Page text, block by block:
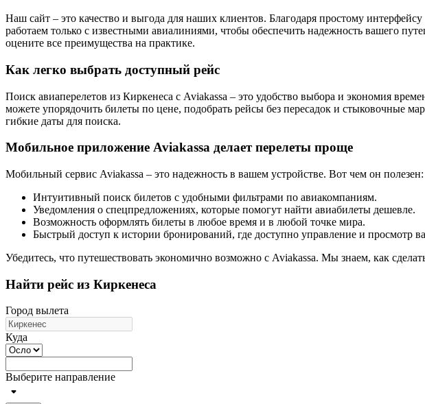
Наш сайт – это качество и выгода для наших клиентов. Благодаря простому
работаем только с известными авиалиниями, чтобы обеспечить надежность вашего
оцените все преимущества на практике.
Как легко выбрать доступный рейс
Поиск авиаперелетов из Киркенеса с Aviakassa – это удобство выбора и экономия
можете упорядочить билеты по цене, подобрать рейсы без пересадок и стыковочные
гибкие даты для поиска.
Мобильное приложение Aviakassa делает перелеты проще
Мобильный сервис Aviakassa – это надежность в вашем устройстве. Вот чем он полезен:
Интуитивный поиск билетов с удобными фильтрами по авиакомпаниям.
Уведомления о спецпредложениях, которые помогут найти авиабилеты дешевле.
Возможность оформлять билеты в любое время и в любой точке мира.
Быстрый доступ к истории бронирований, где доступно управление и просмотр
Убедитесь, что путешествовать экономично возможно с Aviakassa. Мы знаем, как
Найти рейс из Киркенеса
Город вылета
Куда
Выберите направление